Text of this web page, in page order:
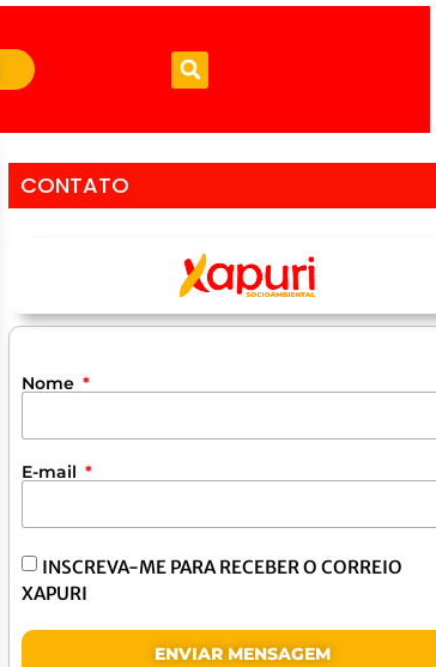
CONTATO
Nome
E-mail
INSCREVA-ME PARA RECEBER O CORREIO
XAPURI
ENVIAR MENSAGEM